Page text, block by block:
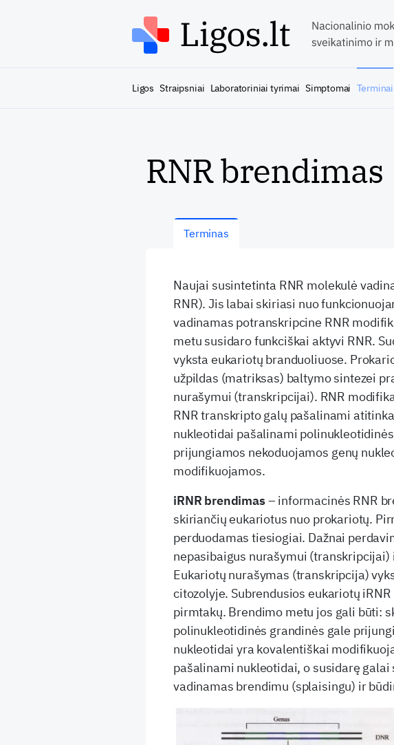
Ligos Straipsniai Laboratoriniai tyrimai Simptomai Terminai
RNR brendimas
Terminas
Naujai susintetinta RNR molekulė
RNR). Jis labai skiriasi nuo
vadinamas potranskripcine RNR
metu susidaro funkciškai aktyvi RNR.
vyksta eukariotų branduoliuose.
užpildas (matriksas) baltymo sintezei
nurašymui (transkripcijai). RNR
RNR transkripto galų pašalinami
nukleotidai pašalinami
prijungiamos nekoduojamos genų
modifikuojamos.
iRNR brendimas– informacinės RNR
skiriančių eukariotus nuo prokariotų.
perduodamas tiesiogiai. Dažnai
nepasibaigus nurašymui (transkripcijai)
Eukariotų nurašymas (transkripcija)
citozolyje. Subrendusios eukariotų
pirmtakų. Brendimo metu jos gali būti:
polinukleotidinės grandinės gale
nukleotidai yra kovalentiškai
pašalinami nukleotidai, o susidarę galai
vadinamas brendimu (splaisingu) ir